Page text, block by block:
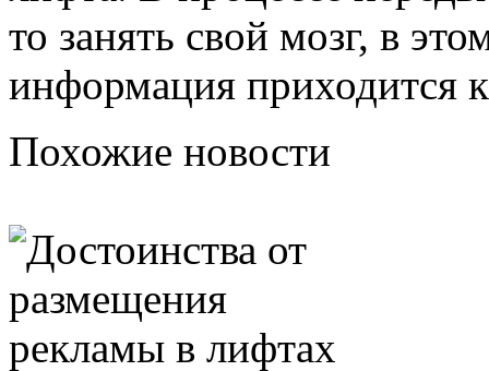
то занять свой мозг, в
информация приходится
Похожие новости